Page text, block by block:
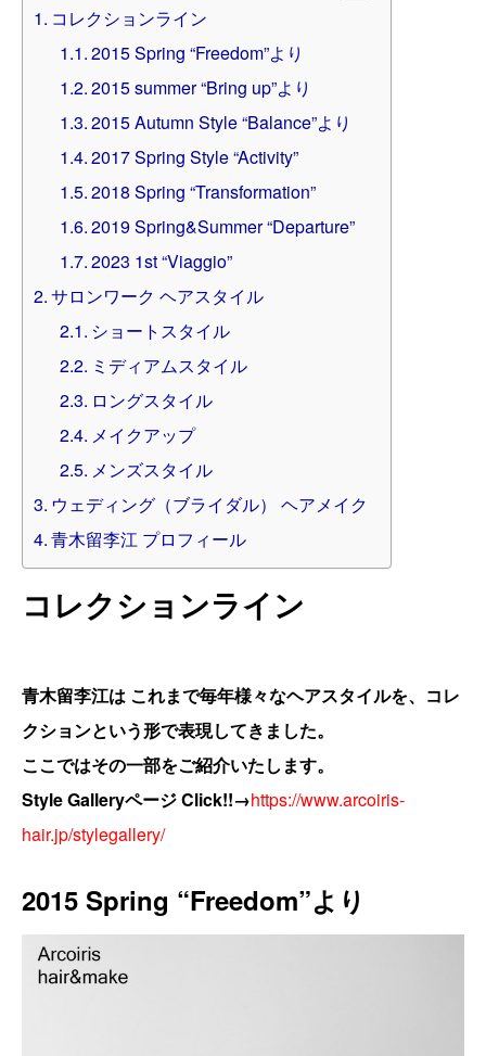
コレクションライン
2015 Spring “Freedom”より
2015 summer “Bring up”より
2015 Autumn Style “Balance”より
2017 Spring Style “Activity”
2018 Spring “Transformation”
2019 Spring&Summer “Departure”
2023 1st “Viaggio”
サロンワーク ヘアスタイル
ショートスタイル
ミディアムスタイル
ロングスタイル
メイクアップ
メンズスタイル
ウェディング（ブライダル） ヘアメイク
青木留李江 プロフィール
コレクションライン
青木留李江は これまで毎年様々なヘアスタイルを、コレ
クションという形で表現してきました。
ここではその一部をご紹介いたします。
Style Galleryページ Click!!→https://www.arcoiris-
hair.jp/stylegallery/
2015 Spring “Freedom”より